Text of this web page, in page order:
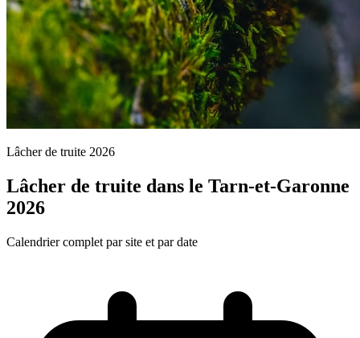
Lâcher de truite 2026
Lâcher de truite dans le Tarn-et-Garonne
2026
Calendrier complet par site et par date